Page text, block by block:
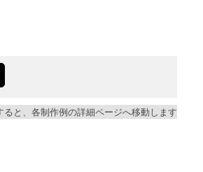
と、各制作例の詳細ページへ移動します